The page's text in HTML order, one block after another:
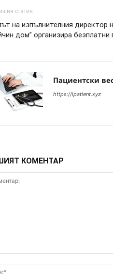
статия
на изпълнителния директор
дом” организира безплатни
Пациентски
https://ipatient.xyz
КОМЕНТАР